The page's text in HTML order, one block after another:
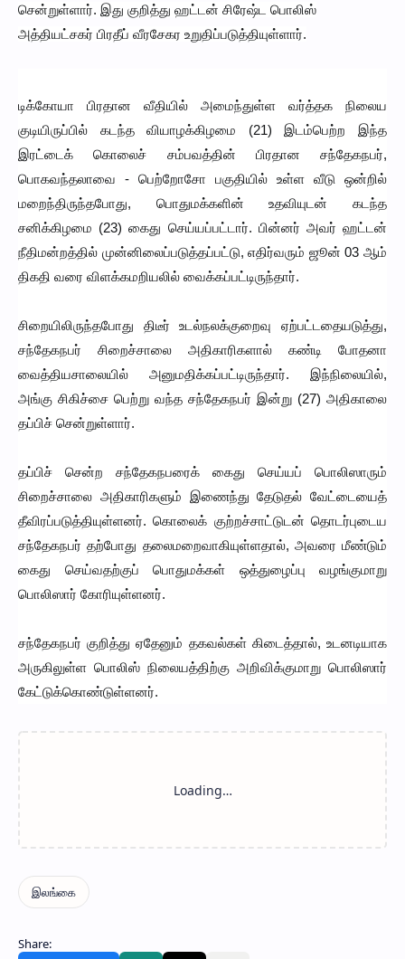
சென்றுள்ளார். இது குறித்து ஹட்டன் சிரேஷ்ட பொலிஸ்
அத்தியட்சகர் பிரதீப் வீரசேகர உறுதிப்படுத்தியுள்ளார்.
டிக்கோயா பிரதான வீதியில் அமைந்துள்ள வர்த்தக நிலைய
குடியிருப்பில் கடந்த வியாழக்கிழமை (21) இடம்பெற்ற இந்த
இரட்டைக் கொலைச் சம்பவத்தின் பிரதான சந்தேகநபர்,
பொகவந்தலாவை - பெற்றோசோ பகுதியில் உள்ள வீடு ஒன்றில்
மறைந்திருந்தபோது, பொதுமக்களின் உதவியுடன் கடந்த
சனிக்கிழமை (23) கைது செய்யப்பட்டார். பின்னர் அவர் ஹட்டன்
நீதிமன்றத்தில் முன்னிலைப்படுத்தப்பட்டு, எதிர்வரும் ஜூன் 03 ஆம்
திகதி வரை விளக்கமறியலில் வைக்கப்பட்டிருந்தார்.
சிறையிலிருந்தபோது திடீர் உடல்நலக்குறைவு ஏற்பட்டதையடுத்து,
சந்தேகநபர் சிறைச்சாலை அதிகாரிகளால் கண்டி போதனா
வைத்தியசாலையில் அனுமதிக்கப்பட்டிருந்தார். இந்நிலையில்,
அங்கு சிகிச்சை பெற்று வந்த சந்தேகநபர் இன்று (27) அதிகாலை
தப்பிச் சென்றுள்ளார்.
தப்பிச் சென்ற சந்தேகநபரைக் கைது செய்யப் பொலிஸாரும்
சிறைச்சாலை அதிகாரிகளும் இணைந்து தேடுதல் வேட்டையைத்
தீவிரப்படுத்தியுள்ளனர். கொலைக் குற்றச்சாட்டுடன் தொடர்புடைய
சந்தேகநபர் தற்போது தலைமறைவாகியுள்ளதால், அவரை மீண்டும்
கைது செய்வதற்குப் பொதுமக்கள் ஒத்துழைப்பு வழங்குமாறு
பொலிஸார் கோரியுள்ளனர்.
சந்தேகநபர் குறித்து ஏதேனும் தகவல்கள் கிடைத்தால், உடனடியாக
அருகிலுள்ள பொலிஸ் நிலையத்திற்கு அறிவிக்குமாறு பொலிஸார்
கேட்டுக்கொண்டுள்ளனர்.